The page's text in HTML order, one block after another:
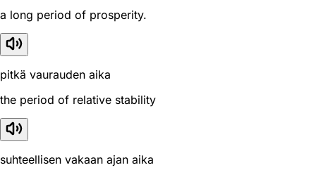
a long period of prosperity.
pitkä vaurauden aika
the period of relative stability
suhteellisen vakaan ajan aika